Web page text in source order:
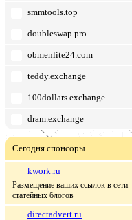
smmtools.top
doubleswap.pro
obmenlite24.com
teddy.exchange
100dollars.exchange
dram.exchange
Сегодня спонсоры
kwork.ru
Размещение ваших ссылок в сети
статейных блогов
directadvert.ru